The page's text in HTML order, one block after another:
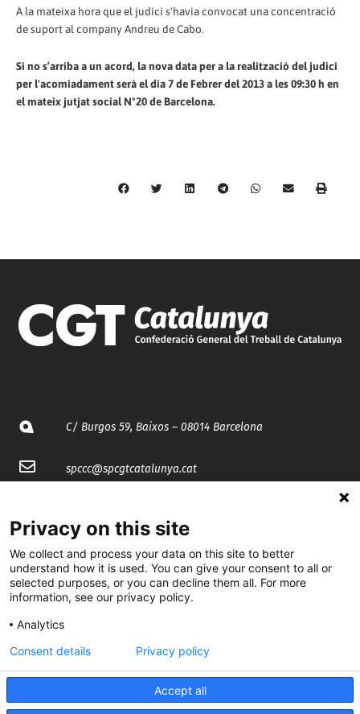
A la mateixa hora que el judici s'havia convocat una concentració
de suport al company Andreu de Cabo.
Si no s’arriba a un acord, la nova data per a la realització del judici
per l'acomiadament serà el dia 7 de Febrer del 2013 a les 09:30 h en
el mateix jutjat social Nº20 de Barcelona.
C/ Burgos 59, Baixos – 08014 Barcelona
spccc@spcgtcatalunya.cat
@CGTCatalunya
cgtcatalunya
cgtcatalunya
Privacy on this site
We collect and process your data on this site to better
understand how it is used. You can give your consent to all or
selected purposes, or you can decline them all. For more
information, see our privacy policy.
Analytics
Accept all
Consent details Privacy policy